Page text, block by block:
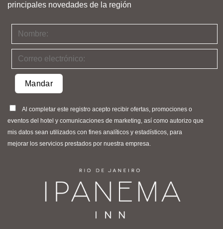
principales novedades de la región
Al completar este registro acepto recibir ofertas, promociones o
eventos del hotel y comunicaciones de marketing, así como autorizo ​​que
mis datos sean utilizados con fines analíticos y estadísticos, para
mejorar los servicios prestados por nuestra empresa.